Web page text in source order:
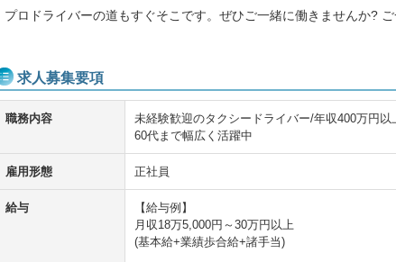
プロドライバーの道もすぐそこです。ぜひご一緒に働きませんか?
求人募集要項
職務内容
未経験歓迎のタクシードライバー/年収400万円
60代まで幅広く活躍中
雇用形態 正社員
給与
【給与例】
月収18万5,000円～30万円以上
(基本給+業績歩合給+諸手当)